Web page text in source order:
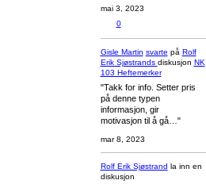
mai 3, 2023
0
Gisle Martin svarte på Rolf
Erik Sjøstrands diskusjon NK
103 Heftemerker
"Takk for info. Setter pris
på denne typen
informasjon, gir
motivasjon til å gå…"
mar 8, 2023
Rolf Erik Sjøstrand la inn en
diskusjon